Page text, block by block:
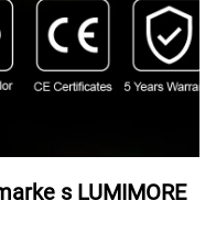
s LUMIMORE